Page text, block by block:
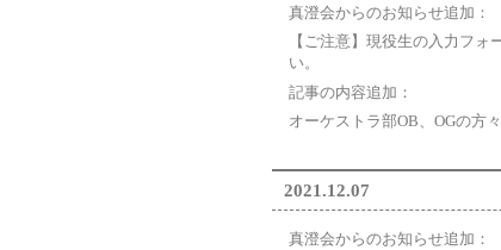
真澄会からのお知らせ追加：
【ご注意】現役生の入力フ
い。
記事の内容追加：
オーケストラ部OB、OGの方
2021.12.07
真澄会からのお知らせ追加：